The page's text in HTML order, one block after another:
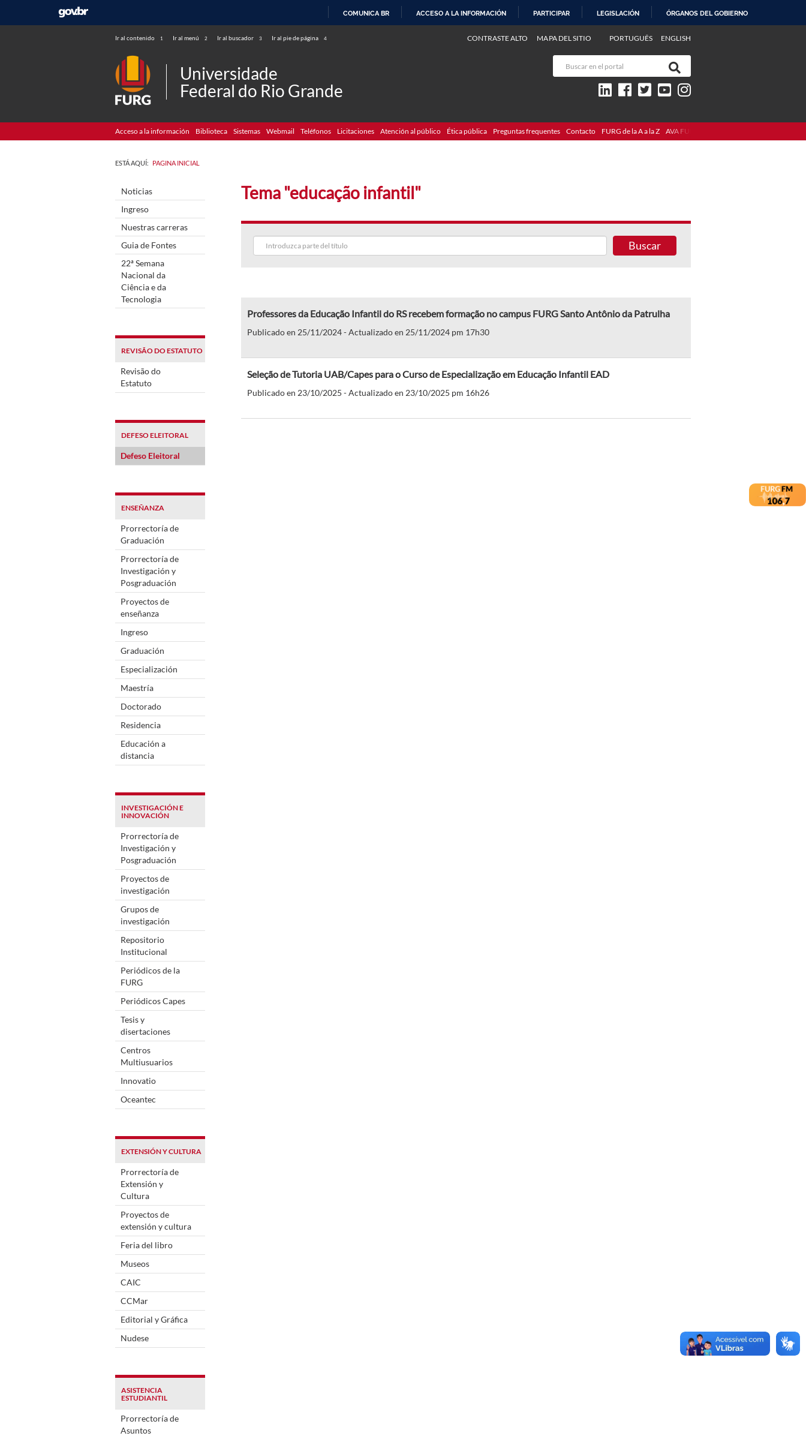
COMUNICA BR ACCESO A LA INFORMACIÓN PARTICIPAR LEGISLACIÓN ÓRGANOS DEL GOBIERNO
Ir al contenido 1 Ir al menú 2 Ir al buscador 3 Ir al pie de página 4 PORTUGUÊS ENGLISH
CONTRASTE ALTO MAPA DEL SITIO
Universidade
Federal do Rio Grande
Acceso a la información Biblioteca Sistemas Webmail Teléfonos Licitaciones Atención al público Ética pública Preguntas frequentes Contacto FURG de la A a la Z AVA FURG
ESTÁ AQUÍ: PAGINA INICIAL
Noticias
Ingreso
Nuestras carreras
Guia de Fontes
22ª Semana
Nacional da
Ciência e da
Tecnologia
REVISÃO DO ESTATUTO
Revisão do
Estatuto
DEFESO ELEITORAL
Defeso Eleitoral
ENSEÑANZA
Prorrectoría de
Graduación
Prorrectoría de
Investigación y
Posgraduación
Proyectos de
enseñanza
Ingreso
Graduación
Especialización
Maestría
Doctorado
Residencia
Educación a
distancia
INVESTIGACIÓN E
INNOVACIÓN
Prorrectoría de
Investigación y
Posgraduación
Proyectos de
investigación
Grupos de
investigación
Repositorio
Institucional
Periódicos de la
FURG
Periódicos Capes
Tesis y
disertaciones
Centros
Multiusuarios
Innovatio
Oceantec
EXTENSIÓN Y CULTURA
Prorrectoría de
Extensión y
Cultura
Proyectos de
extensión y cultura
Feria del libro
Museos
CAIC
CCMar
Editorial y Gráfica
Nudese
ASISTENCIA
ESTUDIANTIL
Prorrectoría de
Asuntos
Tema "educação infantil"
Buscar
Professores da Educação Infantil do RS recebem formação no campus FURG Santo Antônio da Patrulha
Publicado en 25/11/2024 - Actualizado en 25/11/2024 pm 17h30
Seleção de Tutoria UAB/Capes para o Curso de Especialização em Educação Infantil EAD
Publicado en 23/10/2025 - Actualizado en 23/10/2025 pm 16h26